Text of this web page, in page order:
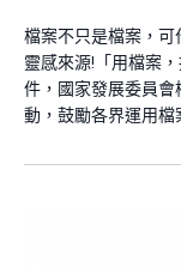
檔案不只是檔案，
靈感來源!「用檔案
件，國家發展委員
動，鼓勵各界運用